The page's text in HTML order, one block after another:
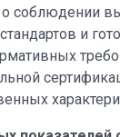
о соблюдении
и